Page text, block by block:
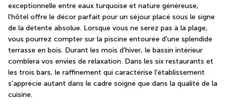
exceptionnelle entre eaux turquoise et nature généreuse,
l'hôtel offre le décor parfait pour un séjour placé sous le signe
de la détente absolue. Lorsque vous ne serez pas à la plage,
vous pourrez compter sur la piscine entourée d'une splendide
terrasse en bois. Durant les mois d'hiver, le bassin intérieur
comblera vos envies de relaxation. Dans les six restaurants et
les trois bars, le raffinement qui caractérise l'établissement
s'apprécie autant dans le cadre soigné que dans la qualité de la
cuisine.